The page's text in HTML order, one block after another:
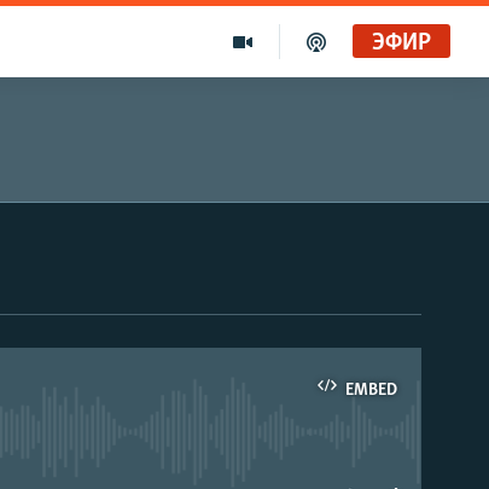
ЭФИР
EMBED